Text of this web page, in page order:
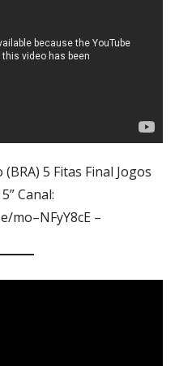
5 Fitas Final Jogos
Canal:
mo–NFyY8cE –